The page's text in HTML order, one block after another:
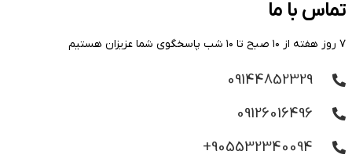
تماس با ما
۷ روز هفته از ۱۰ صبح تا ۱۰ شب پاسخگوی شما عزیزان هستیم
09144852329
09126016496
905532340094+